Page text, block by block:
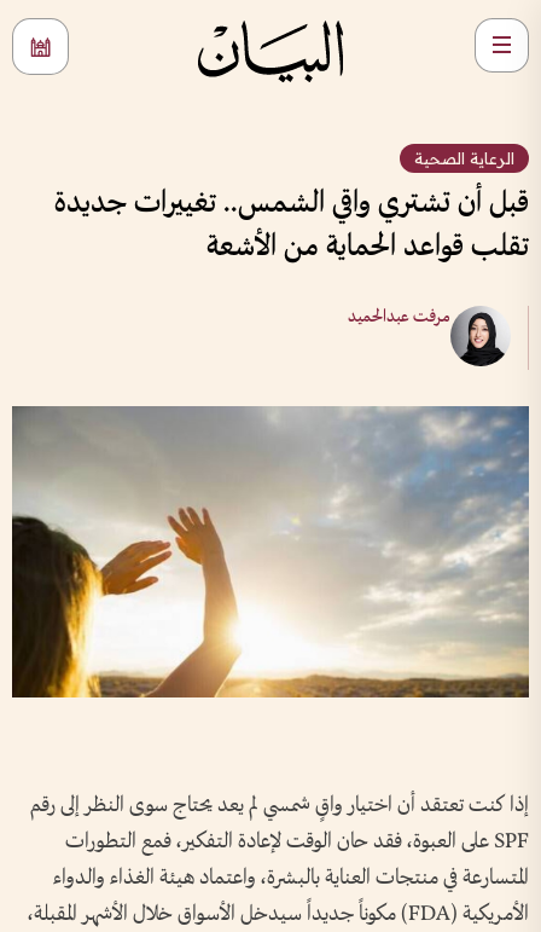
الرعاية الصحية
قبل أن تشتري واقي الشمس.. تغييرات جديدة
تقلب قواعد الحماية من الأشعة
مرفت عبدالحميد
إذا كنت تعتقد أن اختيار واقٍ شمسي لم يعد يحتاج سوى النظر إلى رقم
SPF على العبوة، فقد حان الوقت لإعادة التفكير، فمع التطورات
المتسارعة في منتجات العناية بالبشرة، واعتماد هيئة الغذاء والدواء
الأمريكية (FDA) مكوناً جديداً سيدخل الأسواق خلال الأشهر المقبلة،